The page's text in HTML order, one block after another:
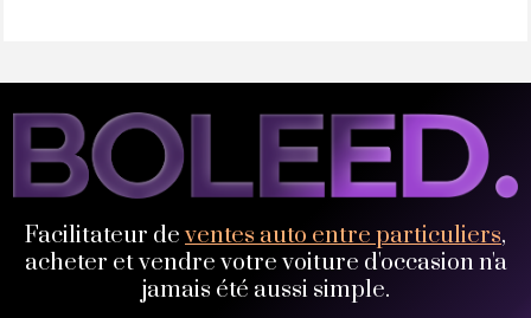
Facilitateur deventes auto entre particuliers,
acheter et vendre votre voiture d'occasion n'a
jamais été aussi simple.